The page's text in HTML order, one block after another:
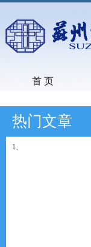
首 页
热门文章
1、